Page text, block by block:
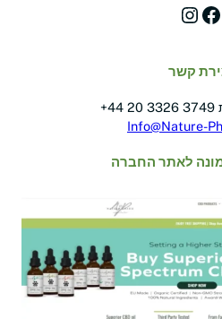
Facebook
Instagram
קשר
Info@Nature-
לאתר החברה